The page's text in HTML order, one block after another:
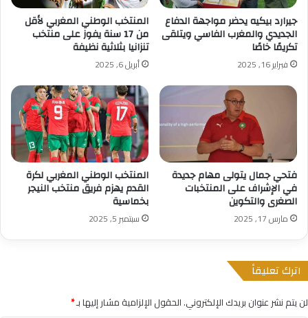
جيرارد بيكيه يحضر مواجهة الدفاع
الجديدي والمغرب الفاسي ويتلقى
تكريمًا خاصًا
فبراير 16, 2025
المنتخب الوطني المغربي لأقل
من 17 سنة يفوز على منتخب
تنزانيا بثلاثية نظيفة
أبريل 6, 2025
فتحي جمال يتولى مهام جديدة
في الإشراف على المنتخبات
الصغرى والتكوين
مارس 17, 2025
المنتخب الوطني المغربي لكرة
القدم يهزم فريق منتخب النيجر
بخماسية
سبتمبر 5, 2025
اترك تعليقاً
لن يتم نشر عنوان بريدك الإلكتروني.الحقول الإلزامية مشار إليها بـ*